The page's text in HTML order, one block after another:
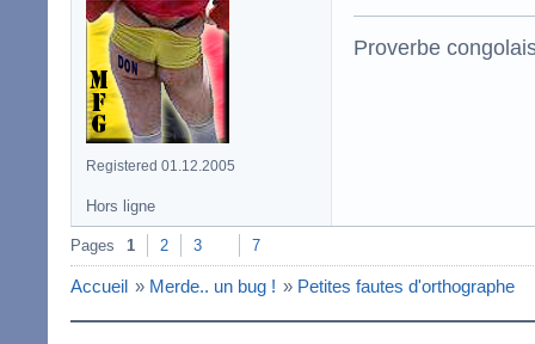
Registered 01.12.2005
Proverbe
Hors ligne
Pages 1 2 3 7
Accueil » Merde.. un bug ! » Petites fautes d'orthographe